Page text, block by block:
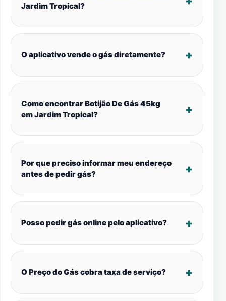
Jardim Tropical?
O aplicativo vende o gás diretamente?
Como encontrar Botijão De Gás 45kg
em Jardim Tropical?
Por que preciso informar meu endereço
antes de pedir gás?
Posso pedir gás online pelo aplicativo?
O Preço do Gás cobra taxa de serviço?